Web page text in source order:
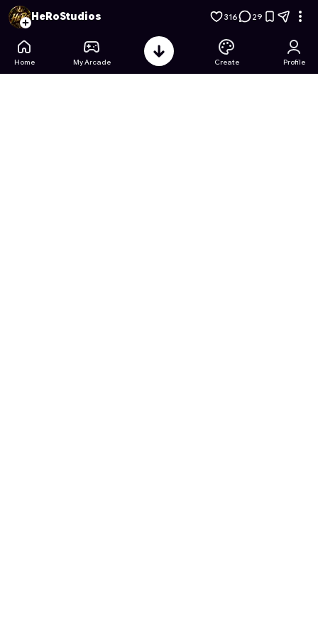
- Free Online Game on Astrocade
HeRoStudios 316 29
Home My Arcade Create Profile